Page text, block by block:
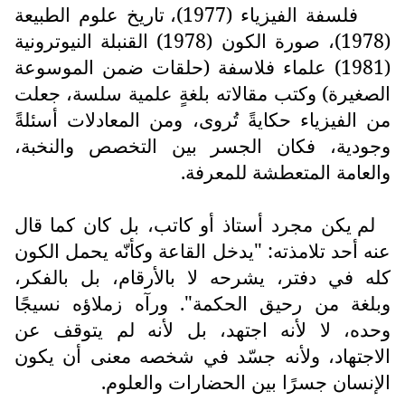
فلسفة الفيزياء (1977)، تاريخ علوم الطبيعة
(1978)، صورة الكون (1978) القنبلة النيوترونية
(1981) علماء فلاسفة (حلقات ضمن الموسوعة
الصغيرة) وكتب مقالاته بلغةٍ علمية سلسة، جعلت
من الفيزياء حكايةً تُروى، ومن المعادلات أسئلةً
وجودية، فكان الجسر بين التخصص والنخبة،
والعامة المتعطشة للمعرفة.
لم يكن مجرد أستاذ أو كاتب، بل كان كما قال
عنه أحد تلامذته: "يدخل القاعة وكأنّه يحمل الكون
كله في دفتر، يشرحه لا بالأرقام، بل بالفكر،
وبلغة من رحيق الحكمة". ورآه زملاؤه نسيجًا
وحده، لا لأنه اجتهد، بل لأنه لم يتوقف عن
الاجتهاد، ولأنه جسّد في شخصه معنى أن يكون
الإنسان جسرًا بين الحضارات والعلوم.